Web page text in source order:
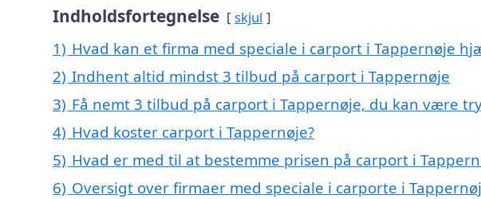
Indholdsfortegnelse skjul
1) Hvad kan et firma med speciale i carport i Tappernøje
2) Indhent altid mindst 3 tilbud på carport i Tappernøje
3) Få nemt 3 tilbud på carport i Tappernøje, du kan være
4) Hvad koster carport i Tappernøje?
5) Hvad er med til at bestemme prisen på carport i
6) Oversigt over firmaer med speciale i carporte i